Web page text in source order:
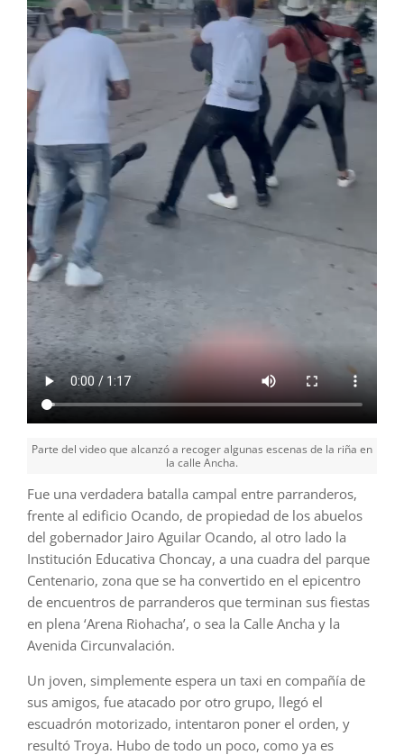
Parte del video que alcanzó a recoger algunas escenas de la riña en
la calle Ancha.
Fue una verdadera batalla campal entre parranderos,
frente al edificio Ocando, de propiedad de los abuelos
del gobernador Jairo Aguilar Ocando, al otro lado la
Institución Educativa Choncay, a una cuadra del parque
Centenario, zona que se ha convertido en el epicentro
de encuentros de parranderos que terminan sus fiestas
en plena ‘Arena Riohacha’, o sea la Calle Ancha y la
Avenida Circunvalación.
Un joven, simplemente espera un taxi en compañía de
sus amigos, fue atacado por otro grupo, llegó el
escuadrón motorizado, intentaron poner el orden, y
resultó Troya. Hubo de todo un poco, como ya es